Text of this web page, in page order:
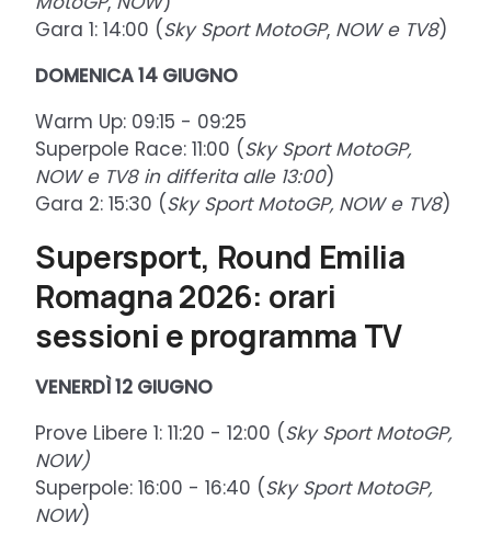
Gara 1: 14:00 (Sky Sport MotoGP, NOW e TV8)
DOMENICA 14 GIUGNO
Warm Up: 09:15 - 09:25
Superpole Race: 11:00 (Sky Sport MotoGP,
NOW e TV8 in differita alle 13:00)
Gara 2: 15:30 (Sky Sport MotoGP, NOW e TV8)
Supersport, Round Emilia
Romagna 2026: orari
sessioni e programma TV
VENERDÌ 12 GIUGNO
Prove Libere 1: 11:20 - 12:00 (Sky Sport MotoGP,
NOW)
Superpole: 16:00 - 16:40 (Sky Sport MotoGP,
NOW)